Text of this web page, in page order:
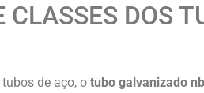
CLASSES DOS
de aço, o tubo galvanizado